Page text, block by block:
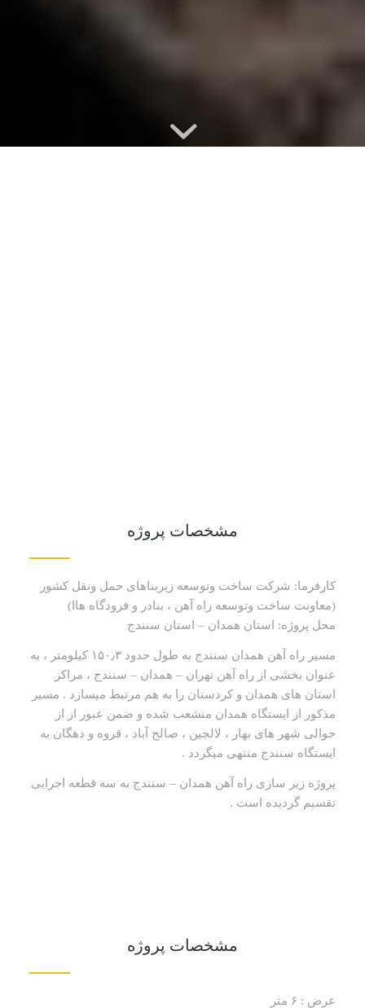
مشخصات پروژه
کارفرما: شرکت ساخت وتوسعه زیربناهای حمل ونقل کشور
(معاونت ساخت وتوسعه راه آهن ، بنادر و فرودگاه هاا)
محل پروژه: استان همدان – استان سنندج
مسیر راه آهن همدان سنندج به طول حدود ۱۵۰٫۳ کیلومتر ، به
عنوان بخشی از راه آهن تهران – همدان – سنندج ، مراکز
استان های همدان و کردستان را به هم مرتبط میسازد . مسیر
مذکور از ایستگاه همدان منشعب شده و ضمن عبور از از
حوالی شهر های بهار ، لالجین ، صالح آباد ، قروه و دهگان به
ایستگاه سنندج منتهی میگردد .
پروژه زیر سازی راه آهن همدان – سنندج به سه قطعه اجرایی
تقسیم گردیده است .
مشخصات پروژه
عرض : ۶ متر